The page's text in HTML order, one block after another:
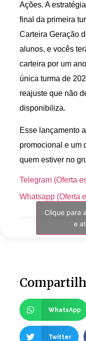
Ações. A
final da primeira
Carteira Geração
alunos, e vocês
carteira por um
única turma de
reajuste que não
disponibiliza.
Esse lançamento
promocional e um
quem estiver no
Telegram (Oferta
Whatsapp (Oferta
Clique para
e
WhatsApp
Twitter